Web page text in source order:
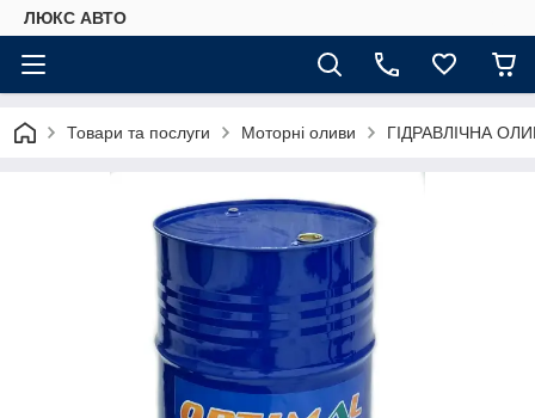
ЛЮКС АВТО
Товари та послуги Моторні оливи ГІДРАВЛІЧНА